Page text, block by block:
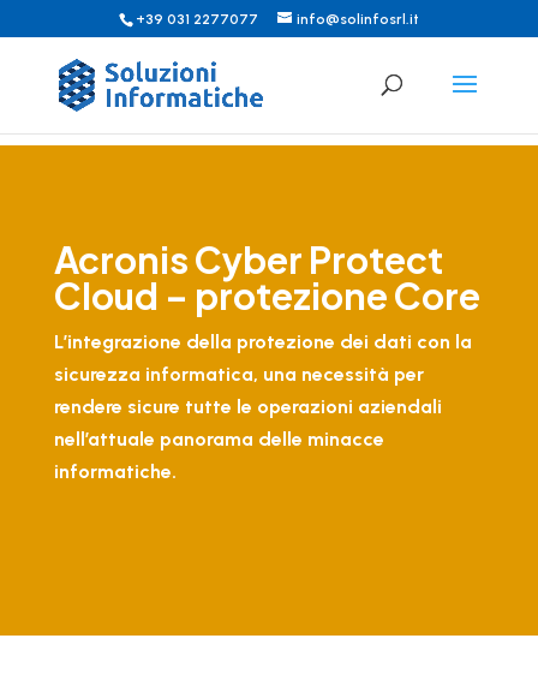
+39 031 2277077 info@solinfosrl.it
Acronis Cyber Protect
Cloud – protezione Core
L’integrazione della protezione dei dati con la
sicurezza informatica, una necessità per
rendere sicure tutte le operazioni aziendali
nell’attuale panorama delle minacce
informatiche.